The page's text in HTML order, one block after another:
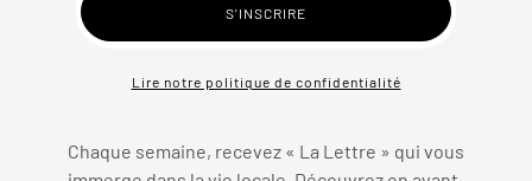
Lire notre politique de confidentialité
Chaque semaine, recevez « La Lettre » qui vous